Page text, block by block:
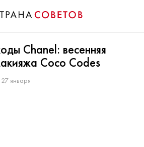
Chanel: весенняя
Coco Codes
27 января